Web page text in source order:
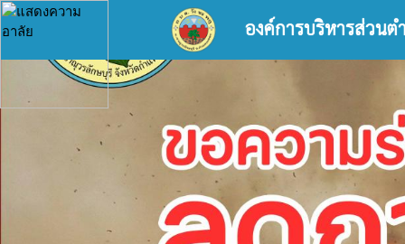
องค์การบริหารส่วน